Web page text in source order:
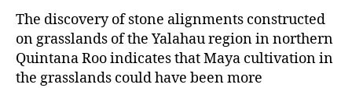
The discovery of stone alignments constructed
on grasslands of the Yalahau region in northern
Quintana Roo indicates that Maya cultivation in
the grasslands could have been more